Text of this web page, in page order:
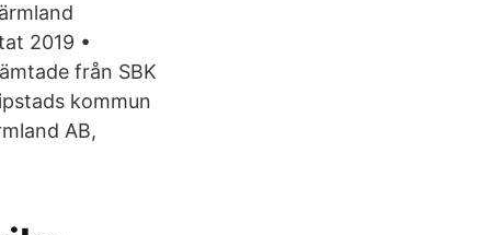
2019 •
från SBK
kommun
AB,